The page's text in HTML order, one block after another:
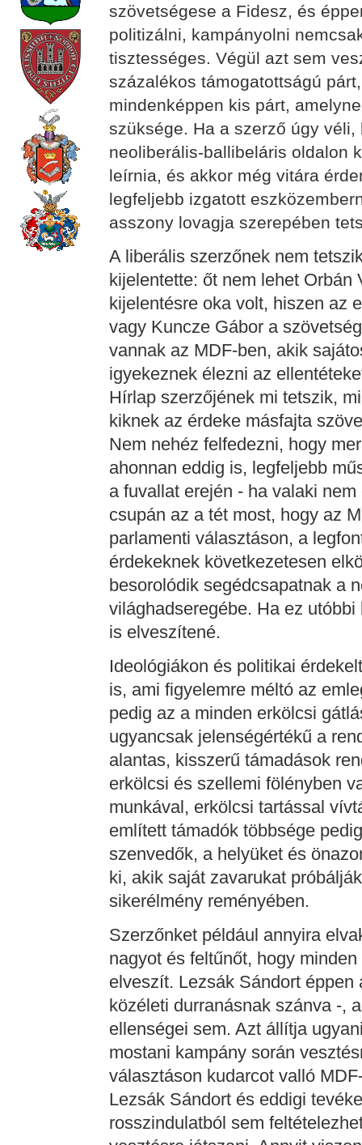
szövetségese a Fidesz, és
politizálni, kampányolni
tisztességes. Végül azt sem
százalékos támogatottságú
mindenképpen kis párt,
szüksége. Ha a szerző úgy
neoliberális-ballibeláris oldalon
leírnia, és akkor még vitára
legfeljebb izgatott
asszony lovagja szerepében
A liberális szerzőnek nem
kijelentette: őt nem lehet
kijelentésre oka volt, hiszen az
vagy Kuncze Gábor a
vannak az MDF-ben, akik
igyekeznek élezni az
Hírlap szerzőjének mi tetszik,
kiknek az érdeke másfajta
Nem nehéz felfedezni, hogy
ahonnan eddig is, legfeljebb
a fuvallat erején - ha valaki
csupán az a tét most, hogy az
parlamenti választáson, a
érdekeknek következetesen
besorolódik segédcsapatnak a
világhadseregébe. Ha ez
is elveszítené.
Ideológiákon és politikai
is, ami figyelemre méltó az
pedig az a minden erkölcsi
ugyancsak jelenségértékű a
alantas, kisszerű támadások
erkölcsi és szellemi fölényben
munkával, erkölcsi tartással
említett támadók többsége
szenvedők, a helyüket és
ki, akik saját zavarukat
sikerélmény reményében.
Szerzőnket például annyira
nagyot és feltűnőt, hogy
elveszít. Lezsák Sándort
közéleti durranásnak szánva -,
ellenségei sem. Azt állítja
mostani kampány során
választáson kudarcot valló
Lezsák Sándort és eddigi
rosszindulatból sem